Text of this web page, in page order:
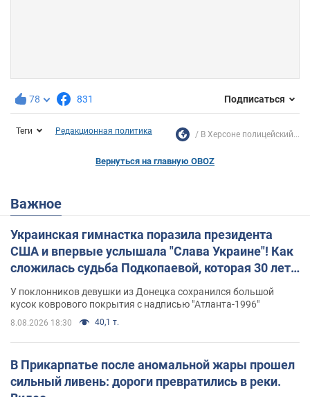
78 831 Подписаться
Теги Редакционная политика В Херсоне полицейский...
Вернуться на главную OBOZ
Важное
Украинская гимнастка поразила президента
США и впервые услышала "Слава Украине"! Как
сложилась судьба Подкопаевой, которая 30 лет
У поклонников девушки из Донецка сохранился большой
кусок коврового покрытия с надписью "Атланта-1996"
8.08.2026 18:30 40,1 т.
В Прикарпатье после аномальной жары прошел
сильный ливень: дороги превратились в реки.